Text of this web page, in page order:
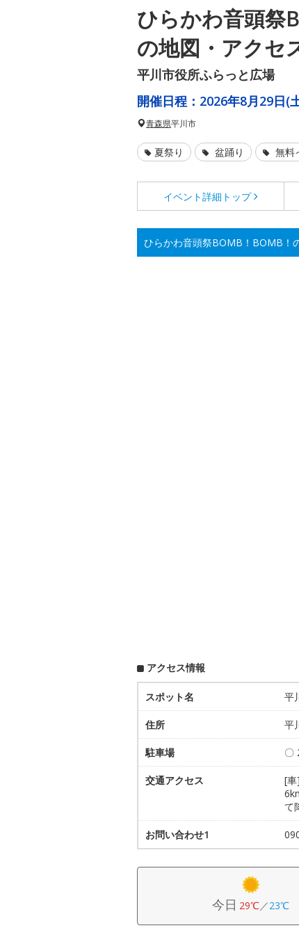
ひらかわ音頭祭
の地図・アクセ
平川市役所ふらっと広場
開催日程： 2026年8月29日(
青森県平川市
夏祭り 盆踊り 無料
イベント詳細 トップ
ひらかわ音頭祭BOMB！BOMB！
アクセス情報
スポット名 平
住所 平
駐車場 〇
交通アクセス
[
て
お問い合わせ1
今日 29℃／23℃